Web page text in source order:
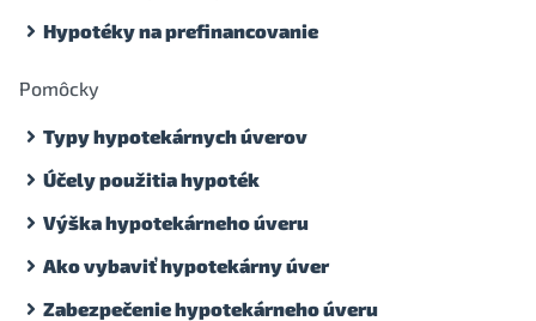
Hypotéky na prefinancovanie
Pomôcky
Typy hypotekárnych úverov
Účely použitia hypoték
Výška hypotekárneho úveru
Ako vybaviť hypotekárny úver
Zabezpečenie hypotekárneho úveru